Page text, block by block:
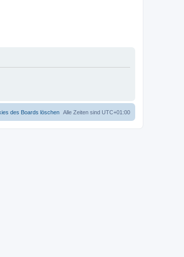
Alle Zeiten sind UTC+01:00
des Boards löschen